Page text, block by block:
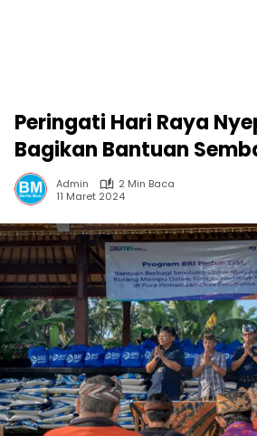
Peringati Hari Raya
Bagikan Bantuan
Admin
2 Min Baca
11 Maret 2024